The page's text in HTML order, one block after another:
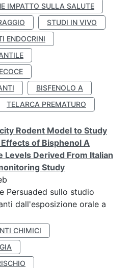
IMPATTO SULLA SALUTE
STUDI IN VIVO
ENDOCRINI
BISFENOLO A
TELARCA PREMATURO
Rodent Model to Study
of Bisphenol A
Levels Derived From Italian
Study
Persuaded sullo studio
dall'esposizione orale a
CHIMICI